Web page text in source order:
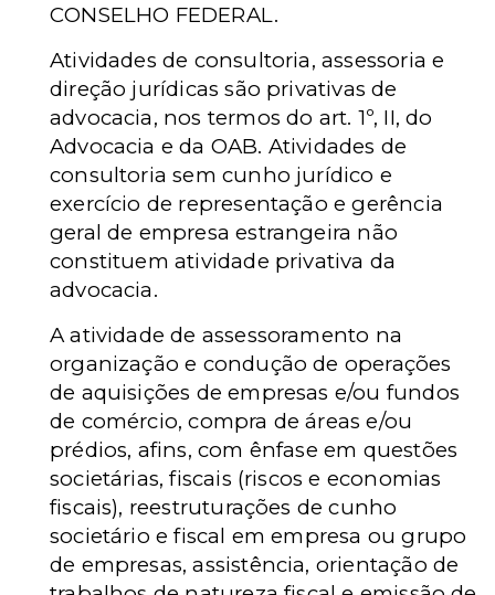
CONSELHO FEDERAL.
Atividades de consultoria, assessoria e
direção jurídicas são privativas de
advocacia, nos termos do art. 1º, II, do
Advocacia e da OAB. Atividades de
consultoria sem cunho jurídico e
exercício de representação e gerência
geral de empresa estrangeira não
constituem atividade privativa da
advocacia.
A atividade de assessoramento na
organização e condução de operações
de aquisições de empresas e/ou fundos
de comércio, compra de áreas e/ou
prédios, afins, com ênfase em questões
societárias, fiscais (riscos e economias
fiscais), reestruturações de cunho
societário e fiscal em empresa ou grupo
de empresas, assistência, orientação de